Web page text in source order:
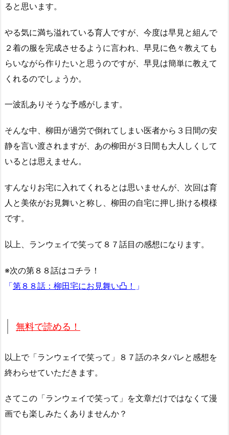
ると思います。
やる気に満ち溢れている育人ですが、今度は早見と組んで
２着の服を完成させるように言われ、早見に色々教えても
らいながら作りたいと思うのですが、早見は簡単に教えて
くれるのでしょうか。
一波乱ありそうな予感がします。
そんな中、柳田が過労で倒れてしまい医者から３日間の安
静を言い渡されますが、あの柳田が３日間も大人しくして
いるとは思えません。
すんなりお宅に入れてくれるとは思いませんが、次回は育
人と美依がお見舞いと称し、柳田の自宅に押し掛ける模様
です。
以上、ランウェイで笑って８７話目の感想になります。
※次の第８８話はコチラ！
「第８８話：柳田宅にお見舞い凸！ 」
無料で読める！
以上で「ランウェイで笑って」８７話のネタバレと感想を
終わらせていただきます。
さてこの「ランウェイで笑って」を文章だけではなくて漫
画でも楽しみたくありませんか？